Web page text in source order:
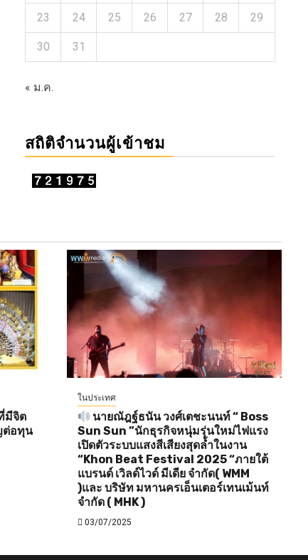
23 24 25 26 27 28 29
30 31
« ม.ค.
สถิติจำนวนผู้เข้าชม
มีจิต
ต่อทุน
ในประเทศ
นายณัฎฐ์ธนัน วงศ์เตชะนนท์ “ Boss
Sun Sun ”นักธุรกิจหนุ่มรุ่นใหม่ไฟแรง
เปิดตัวระบบแสงสีเสียงสุดล้ำในงาน
“Khon Beat Festival 2025 “ภายใต้
แบรนด์ เวิลด์ไวด์ มีเดีย จำกัด( WMM
)และ บริษัท มหานครเอ็นเตอร์เทนเม้นท์
จำกัด ( MHK )
03/07/2025